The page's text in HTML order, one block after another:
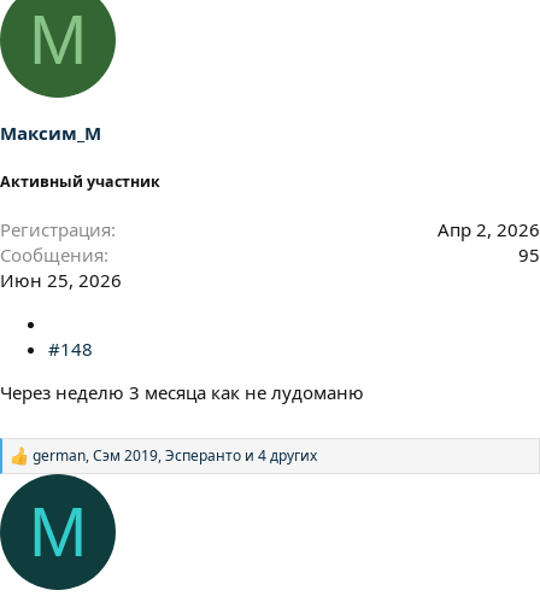
а
и
и
М
Максим_М
Активный участник
Регистрация
Апр 2, 2026
Сообщения
95
Июн 25, 2026
#148
Через неделю 3 месяца как не лудоманю
Р
а
и
и
german,Сэм 2019,Эсперанто и 4 других
М